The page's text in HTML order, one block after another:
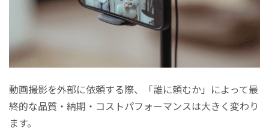
動画撮影を外部に依頼する際、「誰に頼むか」によって最
終的な品質・納期・コストパフォーマンスは大きく変わり
ます。